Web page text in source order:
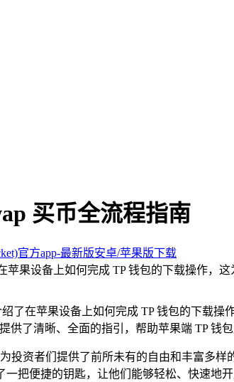
买币全流程指南
官方app-最新版安卓/苹果版下载
果设备上如何完成 TP 钱包的下载操作，
了在苹果设备上如何完成 TP 钱包的下载
了清晰、全面的指引，帮助苹果端 TP 钱
资者们提供了前所未有的自由和丰富多样
把便捷的钥匙，让他们能够轻松、快速地